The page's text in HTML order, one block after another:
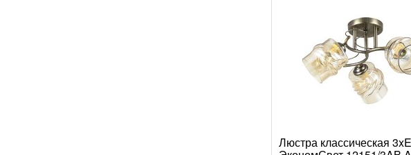
Люстра классическая